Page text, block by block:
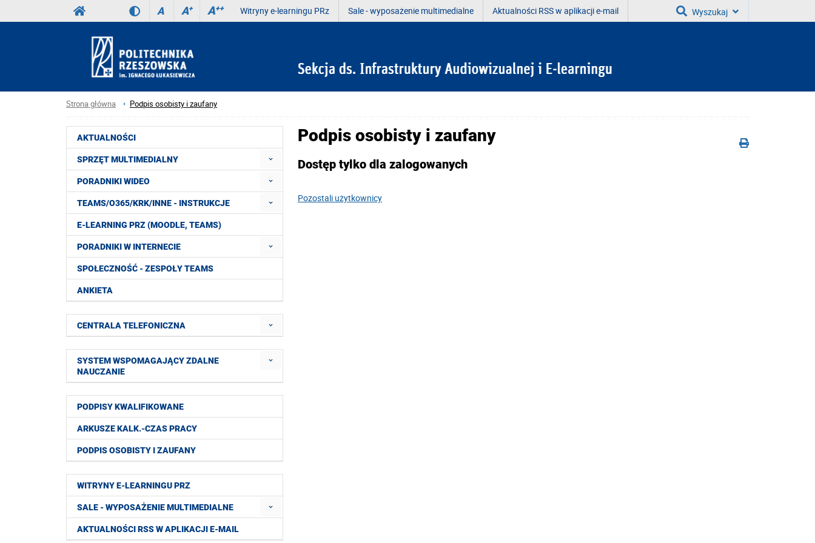
A A+ A++ Witryny e-learningu PRz Sale - wyposażenie multimedialne Aktualności RSS w aplikacji e-mail Wyszukaj
Strona główna Podpis osobisty i zaufany
AKTUALNOŚCI
SPRZĘT MULTIMEDIALNY
PORADNIKI WIDEO
TEAMS/O365/KRK/INNE - INSTRUKCJE
E-LEARNING PRZ (MOODLE, TEAMS)
PORADNIKI W INTERNECIE
SPOŁECZNOŚĆ - ZESPOŁY TEAMS
ANKIETA
CENTRALA TELEFONICZNA
SYSTEM WSPOMAGAJĄCY ZDALNE
NAUCZANIE
PODPISY KWALIFIKOWANE
ARKUSZE KALK.-CZAS PRACY
PODPIS OSOBISTY I ZAUFANY
WITRYNY E-LEARNINGU PRZ
SALE - WYPOSAŻENIE MULTIMEDIALNE
AKTUALNOŚCI RSS W APLIKACJI E-MAIL
Podpis osobisty i zaufany
Dostęp tylko dla zalogowanych
Pozostali użytkownicy